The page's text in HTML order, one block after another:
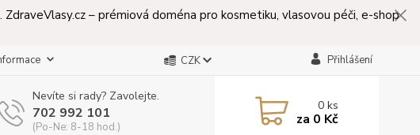
– prémiová doména pro kosmetiku, vlasovou péči, e-shop
CZK Přihlášení
Nevíte si rady? Zavolejte.
702 992 101
(Po-Ne: 8-18 hod.)
0ks
za 0 Kč